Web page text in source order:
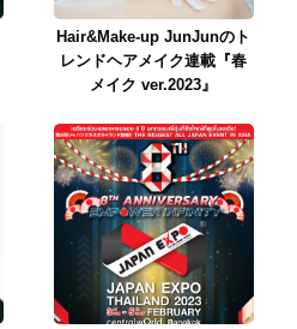
Hair&Make-up JunJunのト
レンドヘアメイク連載『春
メイク ver.2023』